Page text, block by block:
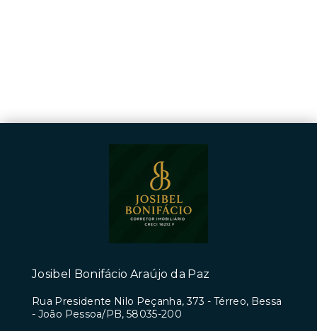
Josibel Bonifácio Araújo da Paz
Rua Presidente Nilo Peçanha, 373 - Térreo, Bessa
- João Pessoa/PB, 58035-200